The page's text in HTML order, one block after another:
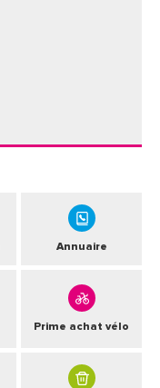
Annuaire
Prime achat vélo